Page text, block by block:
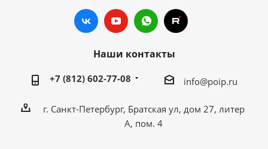
Наши контакты
+7 (812) 602-77-08 info@poip.ru
г. Санкт-Петербург, Братская ул, дом 27, литер
А, пом. 4